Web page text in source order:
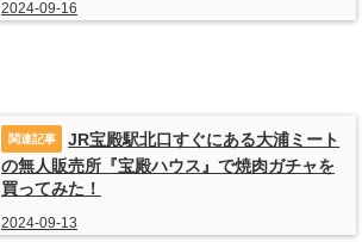
2024-09-16
JR宝殿駅北口すぐにある大浦ミート
の無人販売所『宝殿ハウス』で焼肉ガチャを
買ってみた！
2024-09-13